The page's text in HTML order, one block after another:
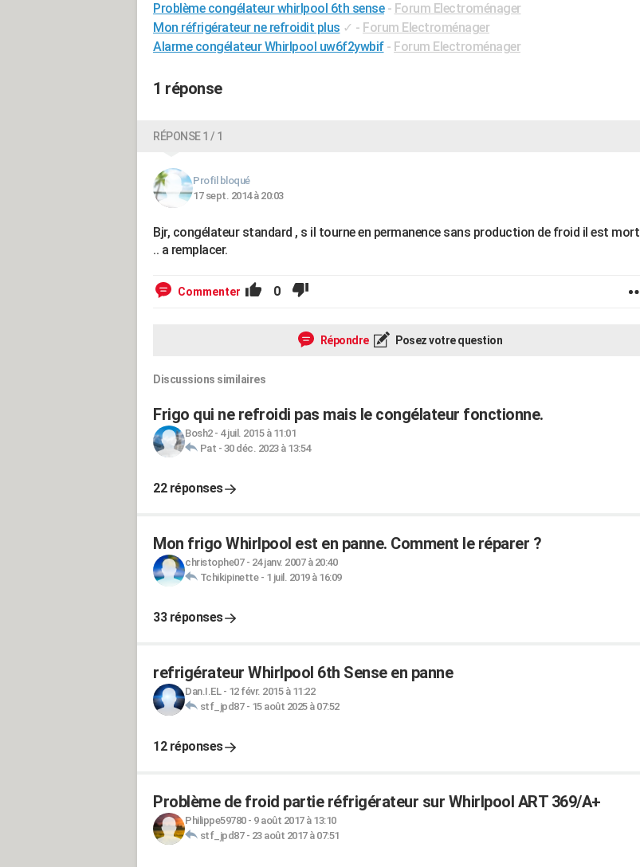
Problème congélateur whirlpool 6th sense - Forum Electroménager
Mon réfrigérateur ne refroidit plus ✓ - Forum Electroménager
Alarme congélateur Whirlpool uw6f2ywbif - Forum Electroménager
1 réponse
RÉPONSE 1 / 1
Profil bloqué
17 sept. 2014 à 20:03
Bjr, congélateur standard , s il tourne en permanence sans production de froid il est mort
.. a remplacer.
Commenter 0
Répondre Posez votre question
Discussions similaires
Frigo qui ne refroidi pas mais le congélateur fonctionne.
Bosh2- 4 juil. 2015 à 11:01
Pat - 30 déc. 2023 à 13:54
22 réponses
Mon frigo Whirlpool est en panne. Comment le réparer ?
christophe07- 24 janv. 2007 à 20:40
Tchikipinette- 1 juil. 2019 à 16:09
33 réponses
refrigérateur Whirlpool 6th Sense en panne
Dan.I.EL- 12 févr. 2015 à 11:22
stf_jpd87- 15 août 2025 à 07:52
12 réponses
Problème de froid partie réfrigérateur sur Whirlpool ART 369/A+
Philippe59780- 9 août 2017 à 13:10
stf_jpd87- 23 août 2017 à 07:51